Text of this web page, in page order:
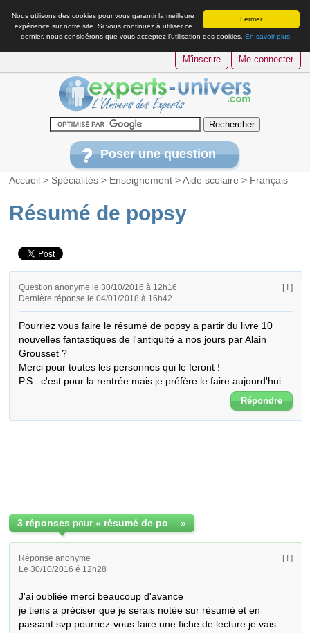
Fermer
Nous utilisons des cookies pour vous garantir la meilleure
expérience sur notre site. Si vous continuez à utiliser ce
dernier, nous considérons que vous acceptez l’utilisation des cookies. En savoir plus
M'inscrire Me connecter
Poser une question
Accueil > Spécialités > Enseignement >Aide scolaire > Français
Résumé de popsy
Question anonyme le 30/10/2016 à 12h16
Dernière réponse le 04/01/2018 à 16h42
[ ! ]
Pourriez vous faire le résumé de popsy a partir du livre 10
nouvelles fantastiques de l'antiquité a nos jours par Alain
Grousset ?
Merci pour toutes les personnes qui le feront !
P.S : c'est pour la rentrée mais je préfère le faire aujourd'hui
Répondre
3 réponses pour « »
Réponse anonyme
Le 30/10/2016 é 12h28
[ ! ]
J'ai oubliée merci beaucoup d'avance
je tiens a préciser que je serais notée sur résumé et en
passant svp pourriez-vous faire une fiche de lecture je vais